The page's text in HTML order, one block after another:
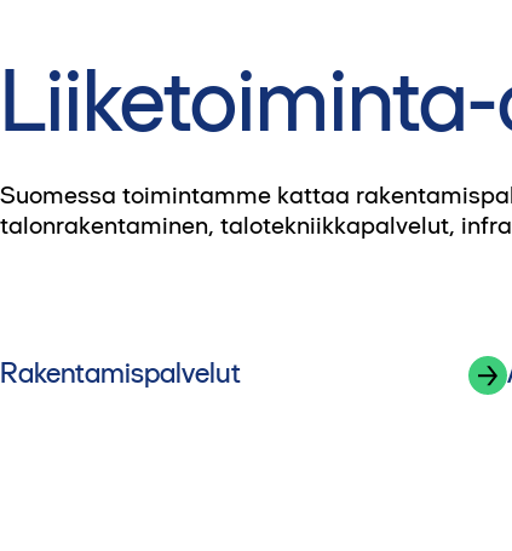
Suomessa toimintamme kattaa
talonrakentaminen, talotekniikkapalvelut,
Rakentamispalvelut